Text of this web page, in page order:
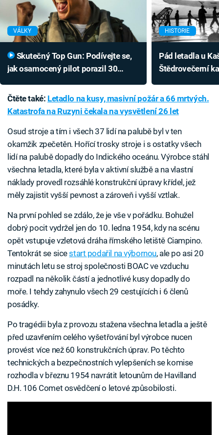
VÁLKY
jak osamocený pilot porazil 30
HISTORIE
Pád letadla u
Štědrovečerní
Adolfu Hitlerovi
Čtěte také: Letadlo na kusy, masivní požár a 66 mrtvých.
Katastrofa na Ruzyni čekala na vysvětlení 26 let
Osud stroje a tím i všech 37 lidí na palubě byl v ten
okamžik zpečetěn. Hořící trosky stroje i s ostatky všech
lidí na palubě dopadly do Indického oceánu. Výrobce stáhl
všechna letadla, které byla v aktivní službě a na vlastní
náklady provedl rozsáhlé konstrukční úpravy křídel, jež
měly zajistit vyšší pevnost a zároveň i vyšší vztlak.
Na první pohled se zdálo, že je vše v pořádku. Bohužel
dobrý pocit vydržel jen do 10. ledna 1954, kdy na scénu
opět vstupuje vzletová dráha římského letiště Ciampino.
Tentokrát se sicestart podařil na výbornou, ale po asi 20
minutách letu se stroj společnosti BOAC ve vzduchu
rozpadl na několik částí a jednotlivé kusy dopadly do
moře. I tehdy zahynulo všech 29 cestujících i 6 členů
posádky.
Po tragédii byla z provozu stažena všechna letadla a ještě
před uzavřením celého vyšetřování byl výrobce nucen
provést více než 60 konstrukčních úprav. Po těchto
technických a bezpečnostních vylepšeních se komise
rozhodla v březnu 1954 navrátit letounům de Havilland
D.H. 106 Comet osvědčení o letové způsobilosti.